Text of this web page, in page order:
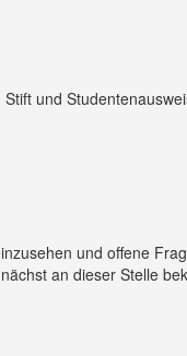
und
und offene
an dieser Stelle